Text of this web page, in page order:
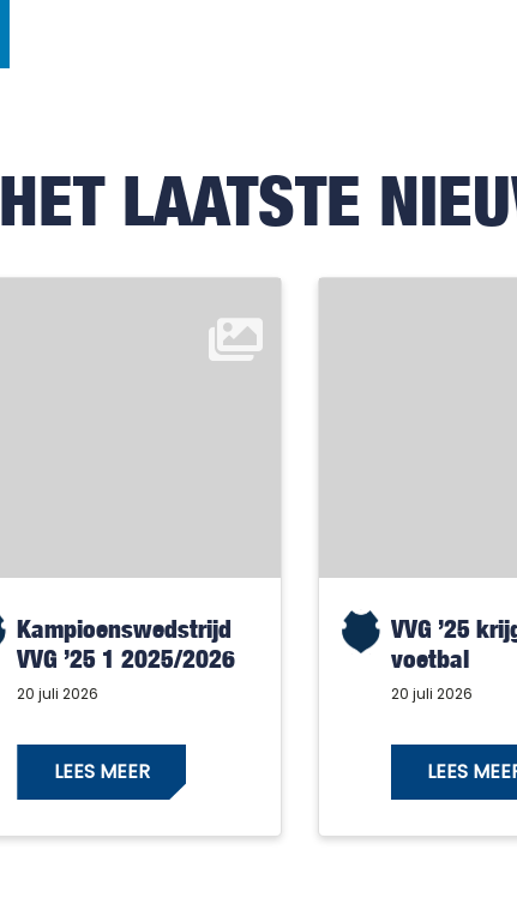
HET LAATSTE
Kampioenswedstrijd
VVG ’25 1 2025/2026
20 juli 2026
LEES MEER
VVG ’25
voetbal
20 juli 2026
LEES